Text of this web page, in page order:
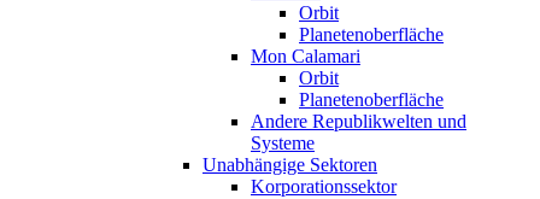
Orbit
Planetenoberfläche
Mon Calamari
Orbit
Planetenoberfläche
Andere Republikwelten und
Systeme
Unabhängige Sektoren
Korporationssektor